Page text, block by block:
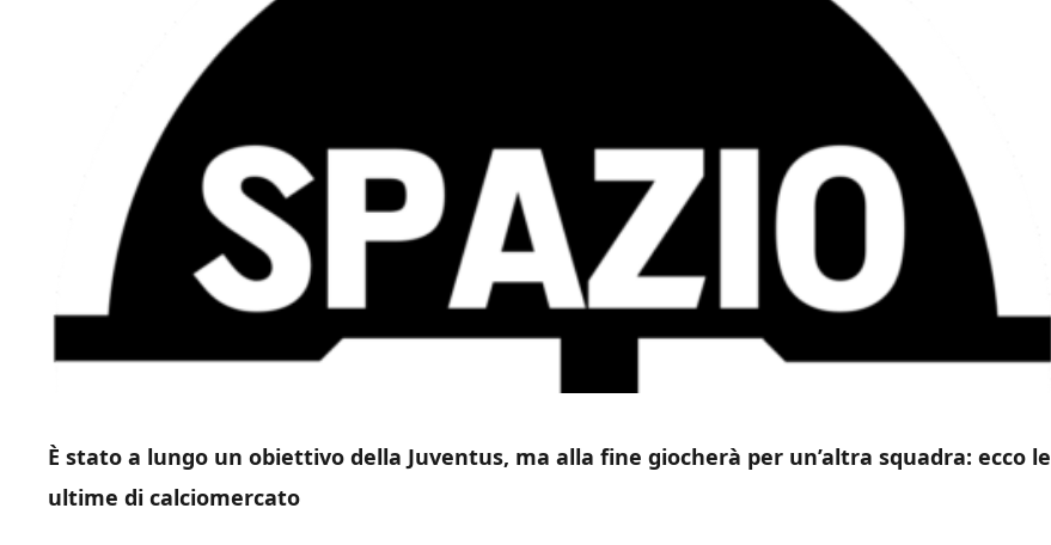
È stato a lungo un obiettivo della Juventus, ma alla fine giocherà per un’altra squadra: ecco le
ultime di calciomercato